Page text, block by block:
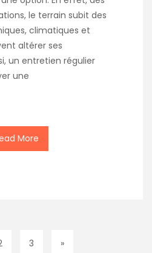
le terrain subit des
climatiques et
altérer ses
un entretien régulier
une
More
3 »